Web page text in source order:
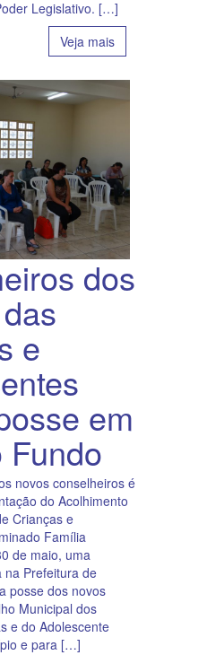
Legislativo. […]
Veja mais
dos
e
em
Fundo
novos conselheiros é
do Acolhimento
Crianças e
Família
de maio, uma
na Prefeitura de
posse dos novos
Municipal dos
e do Adolescente
e para […]